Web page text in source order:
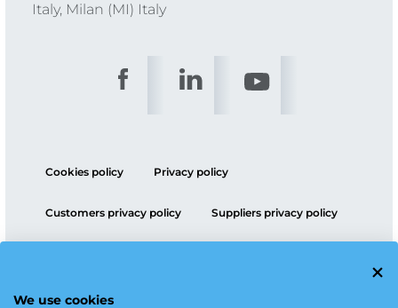
We use cookies
Italy, Milan (MI) Italy
Cookies policy Privacy policy
Customers privacy policy Suppliers privacy policy